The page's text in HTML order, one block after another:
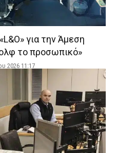
για την Άμεση
το προσωπικό»
2026 11:17